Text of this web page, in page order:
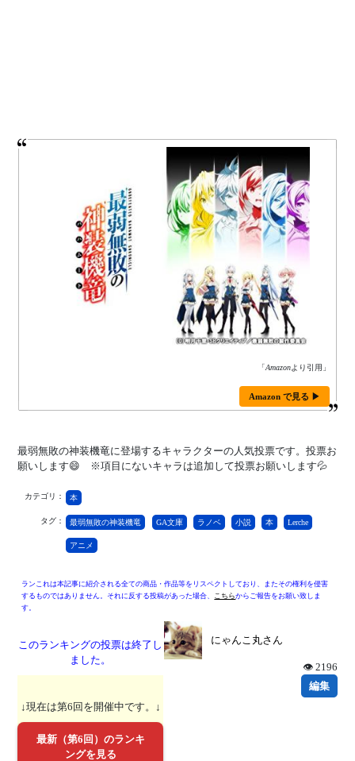
「Amazonより引用」
Amazon で見る ▶
最弱無敗の神装機竜に登場するキャラクターの人気投票です。投票お
願いします😄 ※項目にないキャラは追加して投票お願いします💦
カテゴリ： 本
タグ： 最弱無敗の神装機竜 GA文庫 ラノベ 小説 本 Lerche
アニメ
ランこれは本記事に紹介される全ての商品・作品等をリスペクトしており、またその権利を侵害
するものではありません。それに反する投稿があった場合、 こちらからご報告をお願い致しま
す。
このランキングの投票は終了し
ました。
↓現在は第6回を開催中です。↓
最新（第6回）のランキ
ングを見る
にゃんこ丸さん
👁 2196
編集